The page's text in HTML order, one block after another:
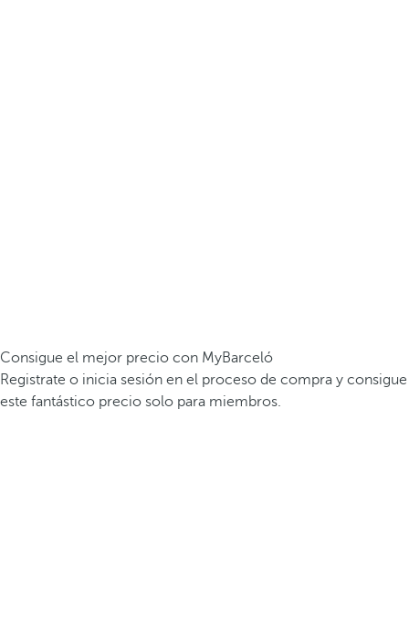
Consigue el mejor precio con MyBarceló
Registrate o inicia sesión en el proceso de compra y consigue
este fantástico precio solo para miembros.